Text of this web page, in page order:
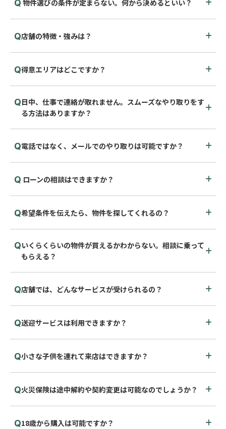
物件選びの条件が定まらない。何から決めるといい？
店舗の特徴・強みは？
得意エリアはどこですか？
日中、仕事で連絡が取れません。スムーズなやり取りをす
る方法はありますか？
電話ではなく、メールでのやり取りは可能ですか？
ローンの相談はできますか？
希望条件を伝えたら、物件を探してくれるの？
いくらくらいの物件が買えるかわからない。相談に乗って
もらえる？
店舗では、どんなサービスが受けられるの？
送迎サービスは利用できますか？
小さな子供を連れて来店はできますか？
火災保険は途中解約や契約変更は可能なのでしょうか？
18歳から購入は可能ですか？